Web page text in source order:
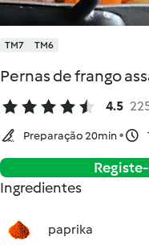
TM7 TM6
Pernas de frango
4.5
Preparação 20min
Ingredientes
paprika